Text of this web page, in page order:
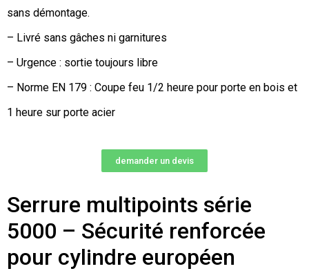
sans démontage.
– Livré sans gâches ni garnitures
– Urgence : sortie toujours libre
– Norme EN 179 : Coupe feu 1/2 heure pour porte en bois et
1 heure sur porte acier
demander un devis
Serrure multipoints série
5000 – Sécurité renforcée
pour cylindre européen